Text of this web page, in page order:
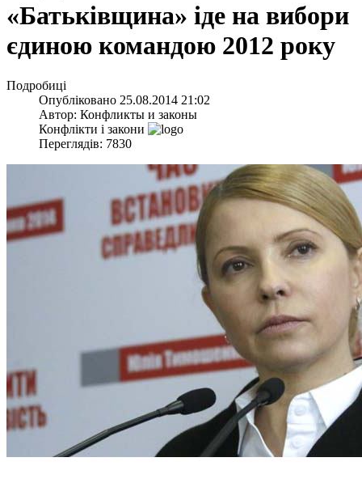
«Батьківщина» іде на вибори
єдиною командою 2012 року
Подробиці
Опубліковано 25.08.2014 21:02
Автор: Конфликты и законы
Конфлікти і закони
Переглядів: 7830